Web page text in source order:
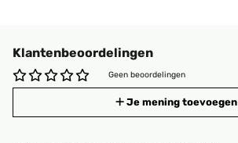
Klantenbeoordelingen
Geen beoordelingen
Je mening toevoegen